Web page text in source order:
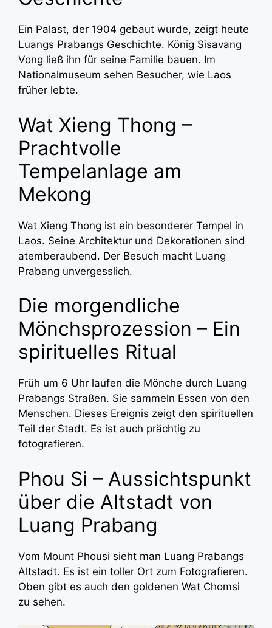
Ein Palast, der 1904 gebaut wurde, zeigt heute
Luangs Prabangs Geschichte. König Sisavang
Vong ließ ihn für seine Familie bauen. Im
Nationalmuseum sehen Besucher, wie Laos
früher lebte.
Wat Xieng Thong –
Prachtvolle
Tempelanlage am
Mekong
Wat Xieng Thong ist ein besonderer Tempel in
Laos. Seine Architektur und Dekorationen sind
atemberaubend. Der Besuch macht Luang
Prabang unvergesslich.
Die morgendliche
Mönchsprozession – Ein
spirituelles Ritual
Früh um 6 Uhr laufen die Mönche durch Luang
Prabangs Straßen. Sie sammeln Essen von den
Menschen. Dieses Ereignis zeigt den spirituellen
Teil der Stadt. Es ist auch prächtig zu
fotografieren.
Phou Si – Aussichtspunkt
über die Altstadt von
Luang Prabang
Vom Mount Phousi sieht man Luang Prabangs
Altstadt. Es ist ein toller Ort zum Fotografieren.
Oben gibt es auch den goldenen Wat Chomsi
zu sehen.